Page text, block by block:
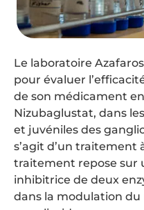
Le laboratoire
pour évaluer
de son médicament
Nizubaglustat, dans
et juvéniles des
s’agit d’un traitement
traitement repose sur
inhibitrice de deux
dans la modulation